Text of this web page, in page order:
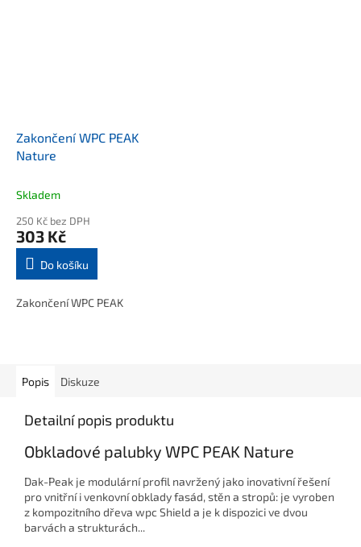
Zakončení WPC PEAK
Nature
Skladem
250 Kč bez DPH
303 Kč
Do košíku
Zakončení WPC PEAK
Popis Diskuze
Detailní popis produktu
Obkladové palubky WPC PEAK Nature
Dak-Peak je modulární profil navržený jako inovativní řešení
pro vnitřní i venkovní obklady fasád, stěn a stropů: je vyroben
z kompozitního dřeva wpc Shield a je k dispozici ve dvou
barvách a strukturách...